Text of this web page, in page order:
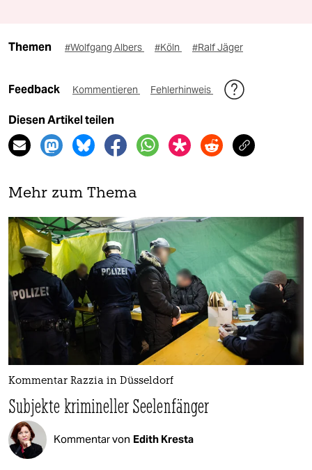
Themen #Wolfgang Albers #Köln #Ralf Jäger
Feedback Kommentieren Fehlerhinweis
Diesen Artikel teilen
Mehr zum Thema
Kommentar Razzia in Düsseldorf
Subjekte krimineller Seelenfänger
Kommentar von Edith Kresta